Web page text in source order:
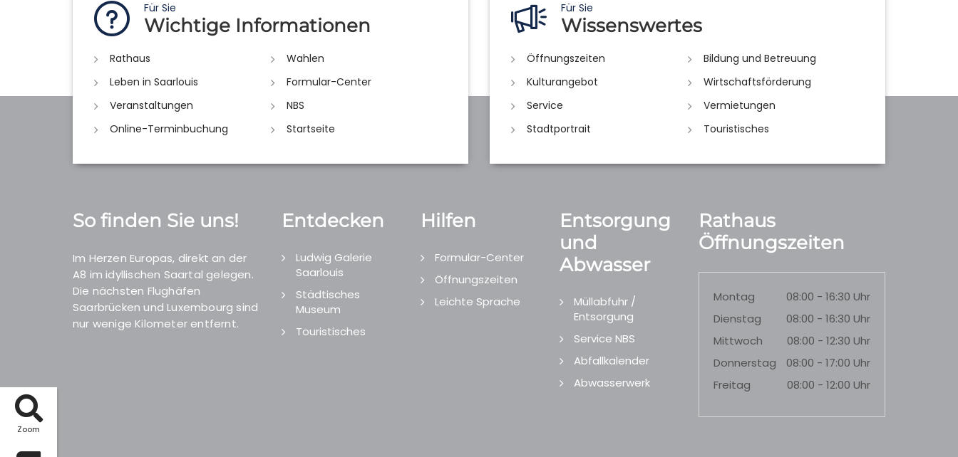
Zoom
Für Sie
Wichtige Informationen
Rathaus
Wahlen
Leben in Saarlouis
Formular-Center
Veranstaltungen
NBS
Online-Terminbuchung
Startseite
Für Sie
Wissenswertes
Öffnungszeiten
Bildung und Betreuung
Kulturangebot
Wirtschaftsförderung
Service
Vermietungen
Stadtportrait
Touristisches
So finden Sie uns!
Im Herzen Europas, direkt an der
A8 im idyllischen Saartal gelegen.
Die nächsten Flughäfen
Saarbrücken und Luxembourg sind
nur wenige Kilometer entfernt.
Entdecken
Ludwig Galerie
Saarlouis
Städtisches
Museum
Touristisches
Hilfen
Formular-Center
Öffnungszeiten
Leichte Sprache
Entsorgung
und
Abwasser
Müllabfuhr /
Entsorgung
Service NBS
Abfallkalender
Abwasserwerk
Rathaus
Öffnungszeiten
Montag
08:00 - 16:30 Uhr
Dienstag
08:00 - 16:30 Uhr
Mittwoch
08:00 - 12:30 Uhr
Donnerstag
08:00 - 17:00 Uhr
Freitag
08:00 - 12:00 Uhr